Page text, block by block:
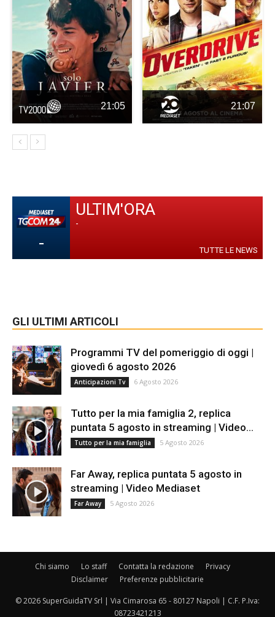
21:05 21:07
-
ULTIM'ORA
-
TUTTE LE NEWS
GLI ULTIMI ARTICOLI
Programmi TV del pomeriggio di oggi |
giovedì 6 agosto 2026
Anticipazioni Tv 6 Agosto 2026
Tutto per la mia famiglia 2, replica
puntata 5 agosto in streaming | Video...
Tutto per la mia famiglia 5 Agosto 2026
Far Away, replica puntata 5 agosto in
streaming | Video Mediaset
Far Away 5 Agosto 2026
Chi siamo Lo staff Contatta la redazione
Privacy
Disclaimer
Preferenze pubblicitarie
© 2026 SuperGuidaTV Srl | Via Cimarosa 65 - 80127 Napoli | C.F. P.Iva:
08723421213